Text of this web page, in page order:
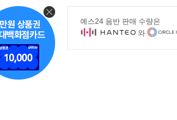
예스24 음반 판매 수량은
와